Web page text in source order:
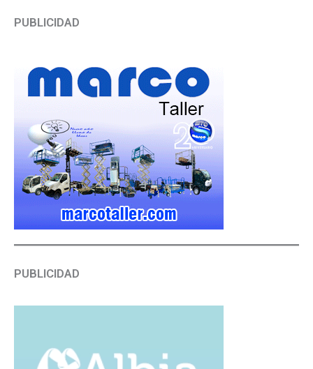
PUBLICIDAD
PUBLICIDAD